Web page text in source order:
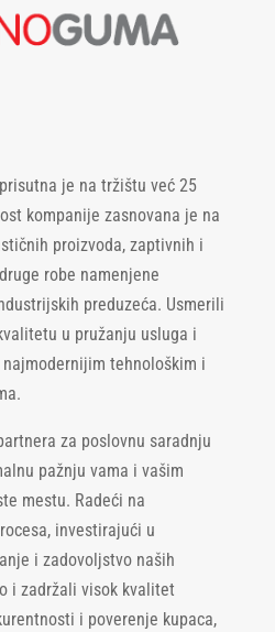
je na tržištu već 25
kompanije zasnovana je na
proizvoda, zaptivnih i
robe namenjene
preduzeća. Usmerili
u pružanju usluga i
tehnološkim i
za poslovnu saradnju
pažnju vama i vašim
mestu. Radeći na
investirajući u
i zadovoljstvo naših
i zadržali visok kvalitet
i poverenje kupaca,